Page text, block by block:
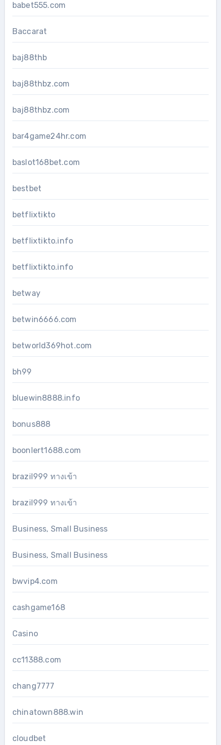
babet555.com
Baccarat
baj88thb
baj88thbz.com
baj88thbz.com
bar4game24hr.com
baslot168bet.com
bestbet
betflixtikto
betflixtikto.info
betflixtikto.info
betway
betwin6666.com
betworld369hot.com
bh99
bluewin8888.info
bonus888
boonlert1688.com
brazil999 ทางเข้า
brazil999 ทางเข้า
Business, Small Business
Business, Small Business
bwvip4.com
cashgame168
Casino
cc11388.com
chang7777
chinatown888.win
cloudbet